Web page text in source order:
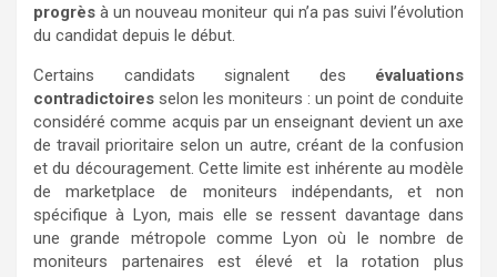
progrès à un nouveau moniteur qui n’a pas suivi l’évolution
du candidat depuis le début.
Certains candidats signalent des évaluations
contradictoires selon les moniteurs : un point de conduite
considéré comme acquis par un enseignant devient un axe
de travail prioritaire selon un autre, créant de la confusion
et du découragement. Cette limite est inhérente au modèle
de marketplace de moniteurs indépendants, et non
spécifique à Lyon, mais elle se ressent davantage dans
une grande métropole comme Lyon où le nombre de
moniteurs partenaires est élevé et la rotation plus